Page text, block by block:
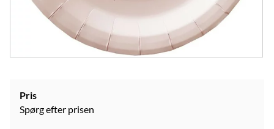
Pris
Spørg efter prisen